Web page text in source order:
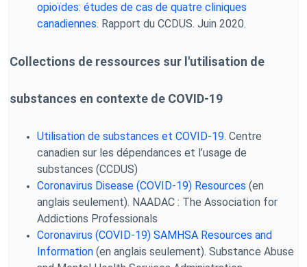
opioïdes: études de cas de quatre cliniques
canadiennes. Rapport du CCDUS. Juin 2020.
Collections de ressources sur l'utilisation de
substances en contexte de COVID-19
Utilisation de substances et COVID-19. Centre
canadien sur les dépendances et l’usage de
substances (CCDUS)
Coronavirus Disease (COVID-19) Resources (en
anglais seulement). NAADAC : The Association for
Addictions Professionals
Coronavirus (COVID-19) SAMHSA Resources and
Information (en anglais seulement). Substance Abuse